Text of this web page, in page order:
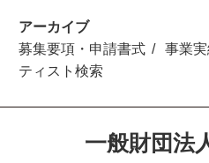
アーカイブ
募集要項・申請書式
事業
ティスト検索
一般財団法